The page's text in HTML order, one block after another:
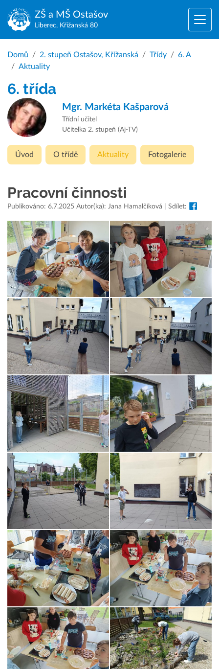
ZŠ a MŠ Ostašov
Liberec, Křižanská 80
Domů 2. stupeň Ostašov, Křížanská Třídy
6. A
Aktuality
6. třída
Mgr. Markéta Kašparová
Třídní učitel
Učitelka 2. stupeň (Aj-TV)
Úvod O třídě Aktuality Fotogalerie
Pracovní činnosti
Publikováno: 6.7.2025 Autor(ka): Jana Hamalčíková | Sdílet: